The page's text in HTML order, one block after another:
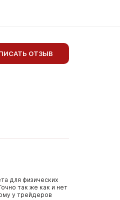
ОТЗЫВ
для физических
так же как и нет
у трейдеров